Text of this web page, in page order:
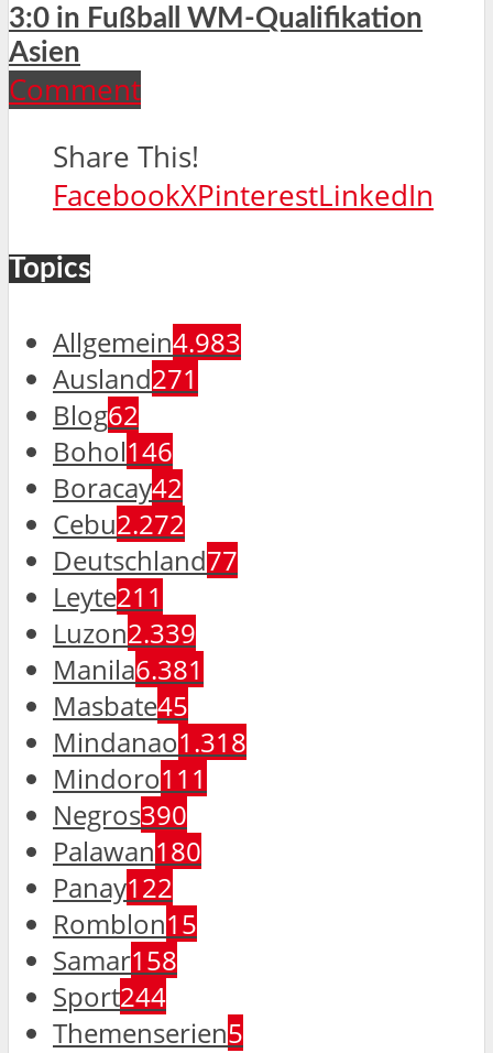
3:0 in Fußball WM-Qualifikation
Asien
Comment
Share This!
FacebookXPinterestLinkedIn
Topics
Allgemein4.983
Ausland271
Blog62
Bohol146
Boracay42
Cebu2.272
Deutschland77
Leyte211
Luzon2.339
Manila6.381
Masbate45
Mindanao1.318
Mindoro111
Negros390
Palawan180
Panay122
Romblon15
Samar158
Sport244
Themenserien5